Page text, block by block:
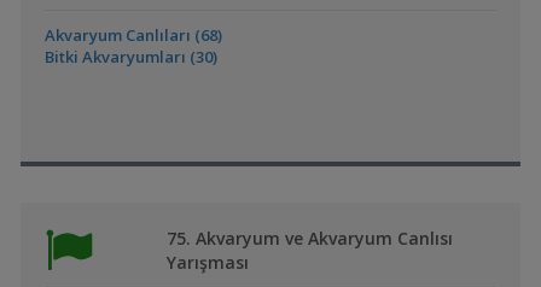
Akvaryum Canlıları (68)
Bitki Akvaryumları (30)
75. Akvaryum ve Akvaryum Canlısı
Yarışması